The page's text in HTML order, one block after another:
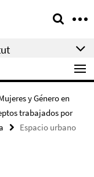
y Género en
trabajados por
Espacio urbano